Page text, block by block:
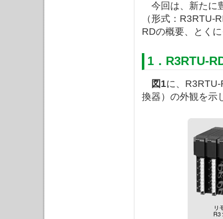
今回は、新たに
（形式：R3RTU-
RDの概要、とく
1．R3RTU-
図1に、
換器）の外観を示